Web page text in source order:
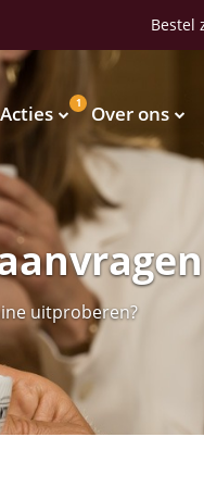
Bestel
1
Acties Over ons
uitproberen?